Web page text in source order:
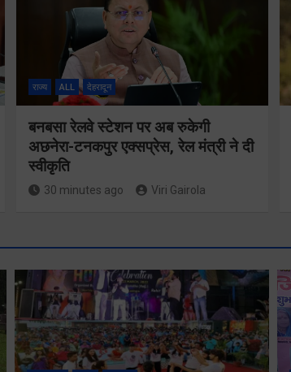
राज्य ALL देहरादून
बनबसा रेलवे स्टेशन पर अब रुकेगी
अछनेरा-टनकपुर एक्सप्रेस, रेल मंत्री ने दी
स्वीकृति
30 minutes ago Viri Gairola